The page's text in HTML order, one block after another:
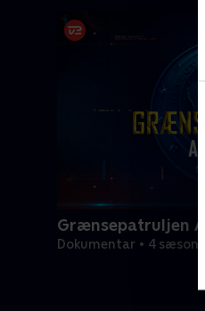
Grænsepatruljen
Dokumentar • 4 sæsoner